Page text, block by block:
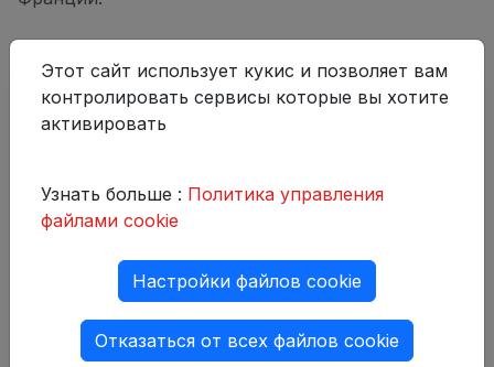
Этот сайт использует кукис и позволяет вам
контролировать сервисы которые вы хотите
активировать
Узнать больше : Политика управления
файлами cookie
Настройки файлов cookie
Отказаться от всех файлов cookie